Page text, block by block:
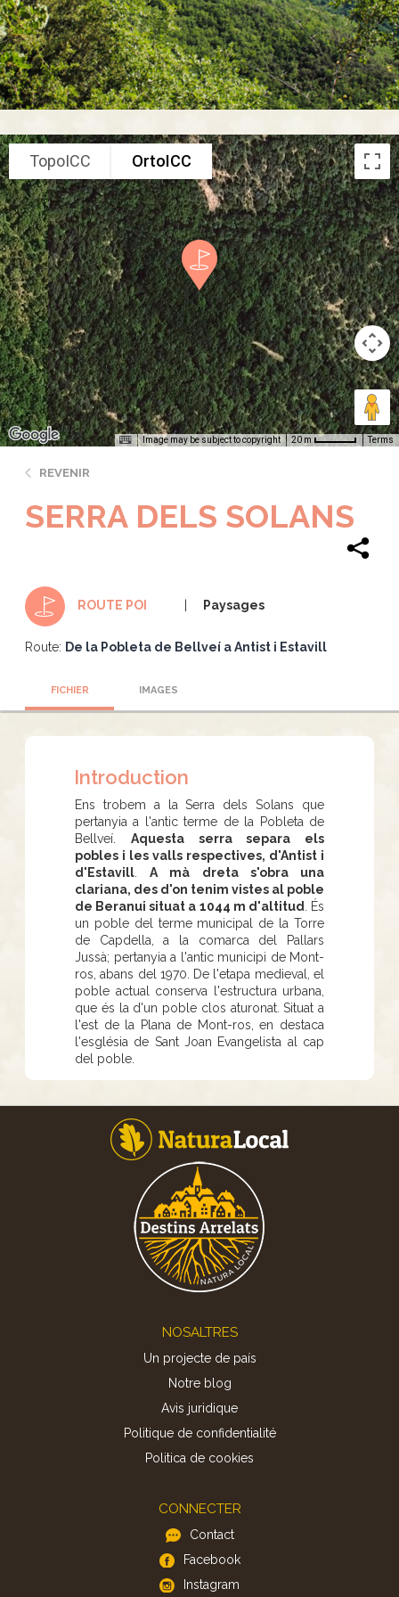
TopoICC OrtoICC
Image may be subject to copyright 20 m Terms
REVENIR
SERRA DELS SOLANS
ROUTE POI Paysages
Route: De la Pobleta de Bellveí a Antist i Estavill
FICHIER IMAGES
Introduction
Ens trobem a la Serra dels Solans que
pertanyia a l'antic terme de la Pobleta de
Bellveí. Aquesta serra separa els
pobles i les valls respectives, d'Antist i
d'Estavill .A mà dreta s'obra una
clariana, des d'on tenim vistes al poble
de Beranui situat a 1044 m d'altitud
. És
un poble del terme municipal de la Torre
de Capdella, a la comarca del Pallars
Jussà; pertanyia a l'antic municipi de Mont-
ros, abans del 1970. De l'etapa medieval, el
poble actual conserva l'estructura urbana,
que és la d'un poble clos aturonat. Situat a
l'est de la Plana de Mont-ros, en destaca
l'església de Sant Joan Evangelista al cap
del poble.
NOSALTRES
Un projecte de país
Notre blog
Avis juridique
Politique de confidentialité
Politica de cookies
CONNECTER
Contact
Facebook
Instagram